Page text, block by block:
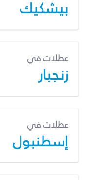
بيشكيك
عطلات في
زنجبار
عطلات في
إسطنبول